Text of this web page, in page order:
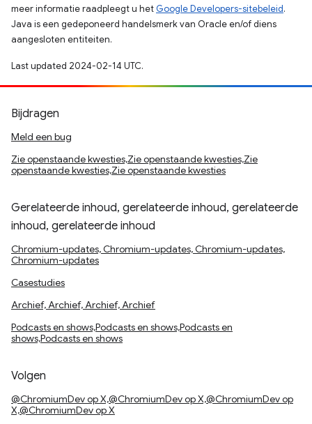
meer informatie raadpleegt u het Google Developers-sitebeleid.
Java is een gedeponeerd handelsmerk van Oracle en/of diens
aangesloten entiteiten.
Last updated 2024-02-14 UTC.
Bijdragen
Meld een bug
Zie openstaande kwesties,Zie openstaande kwesties,Zie
openstaande kwesties,Zie openstaande kwesties
Gerelateerde inhoud, gerelateerde inhoud, gerelateerde
inhoud, gerelateerde inhoud
Chromium-updates, Chromium-updates, Chromium-updates,
Chromium-updates
Casestudies
Archief, Archief, Archief, Archief
Podcasts en shows,Podcasts en shows,Podcasts en
shows,Podcasts en shows
Volgen
@ChromiumDev op X,@ChromiumDev op X,@ChromiumDev op
X,@ChromiumDev op X